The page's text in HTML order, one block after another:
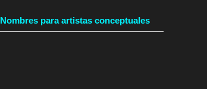
Nombres para artistas conceptuales